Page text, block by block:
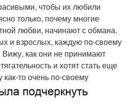
чтобы их любили
только, почему многие
любви, начинают с обмана.
и взрослых, каждую по-своему
как они не принимают
и хотят стать еще
то очень по-своему